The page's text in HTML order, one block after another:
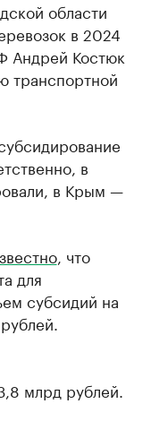
области
в 2024
Андрей Костюк
транспортной
в
в Крым —
, что
для
субсидий на
млрд рублей.